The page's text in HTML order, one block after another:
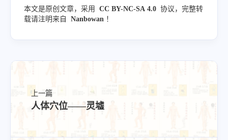
本文是原创文章，采用
CC BY-NC-SA 4.0 协议，完整转
载请注明来自
Nanbowan ！
上一篇
人体穴位——灵墟